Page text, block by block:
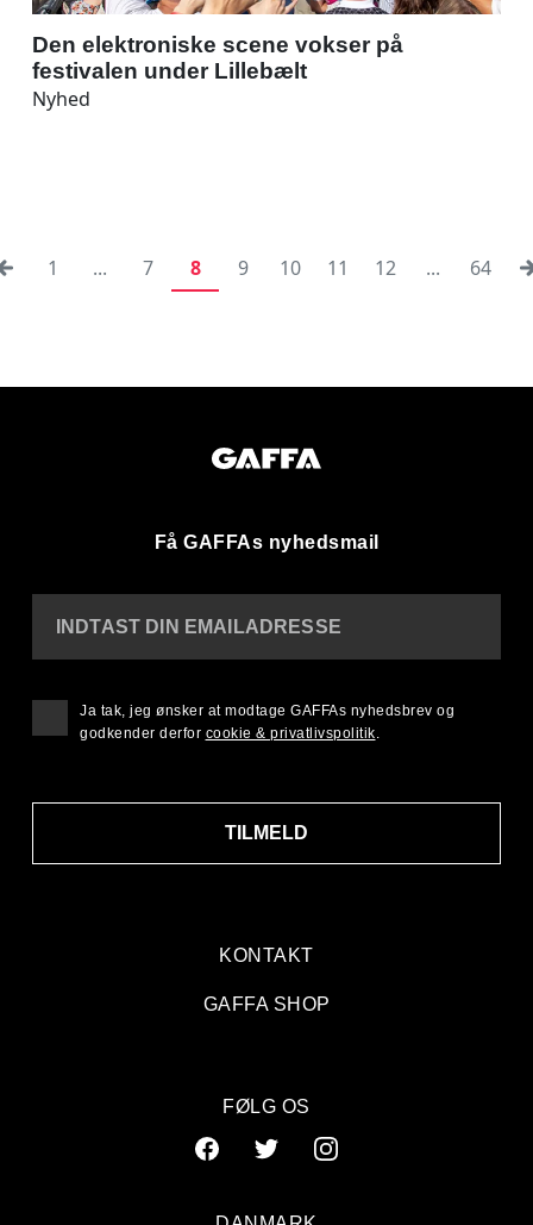
Den elektroniske scene vokser på
festivalen under Lillebælt
Nyhed
1 ... 7 8 9 10 11 12 ... 64
Få GAFFAs nyhedsmail
KONTAKT
GAFFA SHOP
INDTAST DIN EMAILADRESSE
TILMELD
Ja tak, jeg ønsker at modtage GAFFAs nyhedsbrev og
godkender derfor cookie & privatlivspolitik
FØLG OS